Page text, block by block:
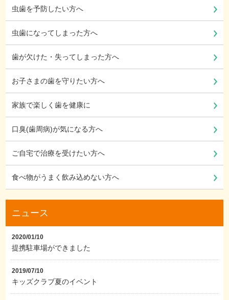
虫歯を予防したい方へ
虫歯になってしまった方へ
歯が欠けた・失ってしまった方へ
お子さまの歯を守りたい方へ
家族で楽しく歯を健康に
口臭(歯周病)が気になる方へ
ご自宅で治療を受けたい方へ
食べ物がうまく飲み込めない方へ
ニュース
2020/01/10
提携駐車場ができました
2019/07/10
キッズクラブ夏のイベント